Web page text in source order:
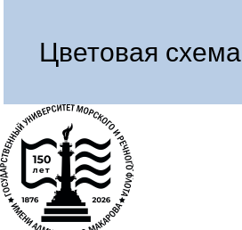
Цветовая схема